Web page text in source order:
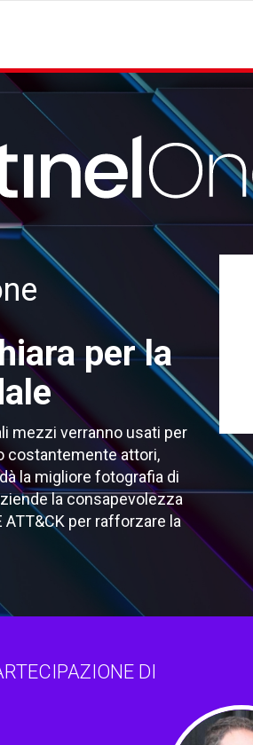
per la
mezzi verranno usati per
costantemente attori,
la migliore fotografia di
la consapevolezza
per rafforzare la
DI